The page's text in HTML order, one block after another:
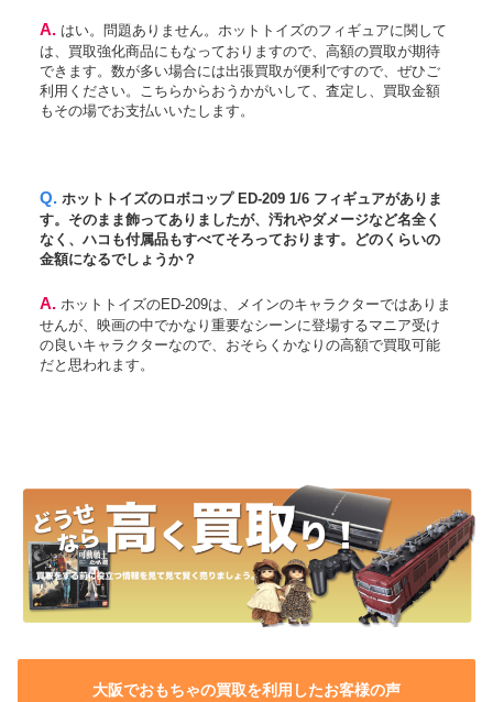
A. はい。問題ありません。ホットトイズのフィギュアに関して
は、買取強化商品にもなっておりますので、高額の買取が期待
できます。数が多い場合には出張買取が便利ですので、ぜひご
利用ください。こちらからおうかがいして、査定し、買取金額
もその場でお支払いいたします。
Q. ホットトイズのロボコップ ED-209 1/6 フィギュアがありま
す。そのまま飾ってありましたが、汚れやダメージなど名全く
なく、ハコも付属品もすべてそろっております。どのくらいの
金額になるでしょうか？
A. ホットトイズのED-209は、メインのキャラクターではありま
せんが、映画の中でかなり重要なシーンに登場するマニア受け
の良いキャラクターなので、おそらくかなりの高額で買取可能
だと思われます。
大阪でおもちゃの買取を利用したお客様の声